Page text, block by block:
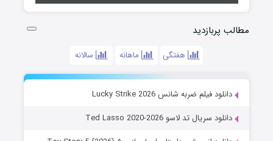
مطالب پربازدید
هفتگی ماهانه سالانه
دانلود فیلم ضربه شانس Lucky Strike 2026
دانلود سریال تد لاسو Ted Lasso 2020-2026